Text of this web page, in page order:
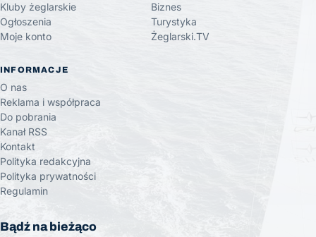
Kluby żeglarskie
Ogłoszenia
Moje konto
Biznes
Turystyka
Żeglarski.TV
INFORMACJE
O nas
Reklama i współpraca
Do pobrania
Kanał RSS
Kontakt
Polityka redakcyjna
Polityka prywatności
Regulamin
Bądź na bieżąco